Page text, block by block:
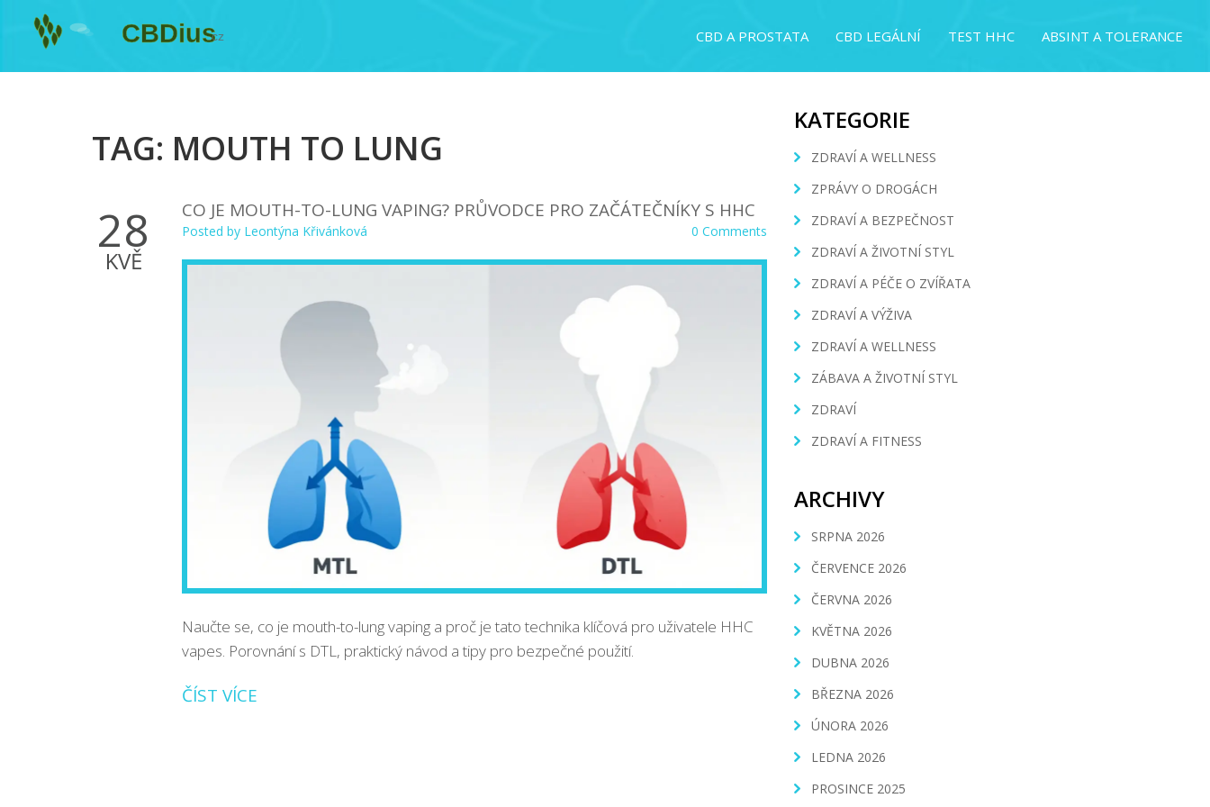
CBD A PROSTATA CBD LEGÁLNÍ TEST HHC ABSINT A TOLERANCE
TAG: MOUTH TO LUNG
28
KVĚ
CO JE MOUTH-TO-LUNG VAPING? PRŮVODCE PRO ZAČÁTEČNÍKY S HHC
Posted by Leontýna Křivánková 0 Comments
Naučte se, co je mouth-to-lung vaping a proč je tato technika klíčová pro uživatele HHC
vapes. Porovnání s DTL, praktický návod a tipy pro bezpečné použití.
ČÍST VÍCE
KATEGORIE
ZDRAVÍ A WELLNESS
ZPRÁVY O DROGÁCH
ZDRAVÍ A BEZPEČNOST
ZDRAVÍ A ŽIVOTNÍ STYL
ZDRAVÍ A PÉČE O ZVÍŘATA
ZDRAVÍ A VÝŽIVA
ZDRAVÍ A WELLNESS
ZÁBAVA A ŽIVOTNÍ STYL
ZDRAVÍ
ZDRAVÍ A FITNESS
ARCHIVY
SRPNA 2026
ČERVENCE 2026
ČERVNA 2026
KVĚTNA 2026
DUBNA 2026
BŘEZNA 2026
ÚNORA 2026
LEDNA 2026
PROSINCE 2025